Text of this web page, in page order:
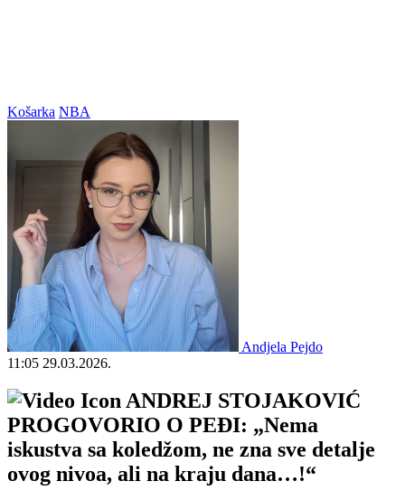
Košarka NBA
Andjela Pejdo
11:05 29.03.2026.
ANDREJ STOJAKOVIĆ
PROGOVORIO O PEĐI: „Nema
iskustva sa koledžom, ne zna sve detalje
ovog nivoa, ali na kraju dana…!“